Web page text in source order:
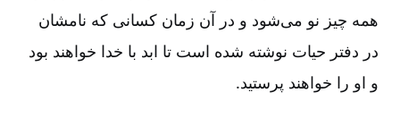
همه چیز نو می‌شود و در آن زمان کسانی که نامشان
در دفتر حیات نوشته شده است تا ابد با خدا خواهند بود
و او را خواهند پرستید.